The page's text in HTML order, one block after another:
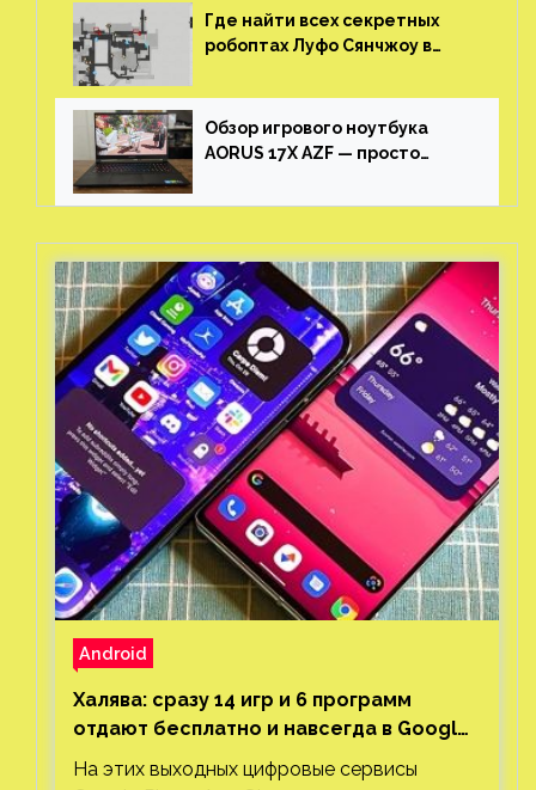
Где найти всех секретных
робоптах Луфо Сянчжоу в
Обзор игрового ноутбука
AORUS 17X AZF — просто
Android
Халява: сразу 14 игр и 6 программ
отдают бесплатно и навсегда в Google
Play и App Store. Есть проект с 1 млн
На этих выходных цифровые сервисы